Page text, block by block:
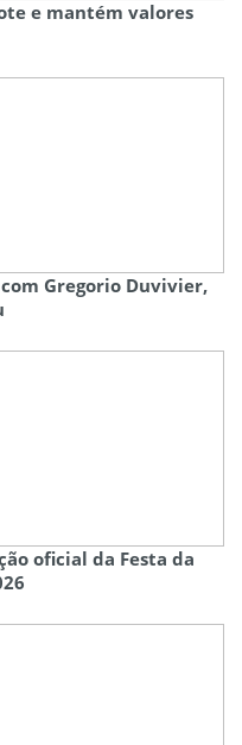
e mantém valores
Gregorio Duvivier,
oficial da Festa da